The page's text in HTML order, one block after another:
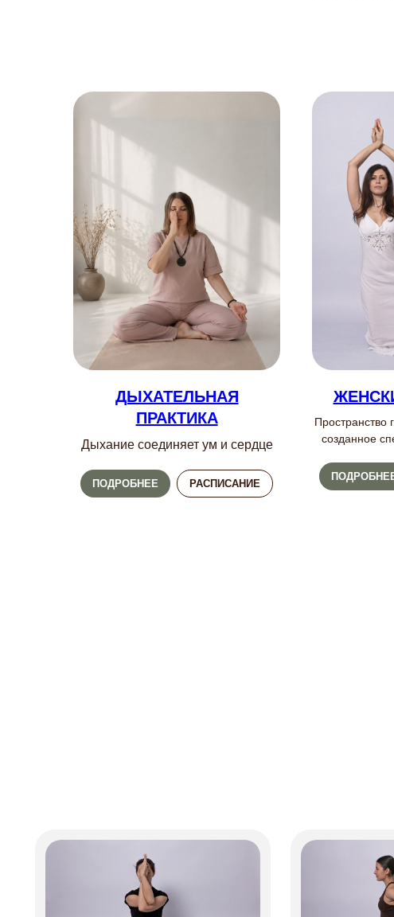
ДЫХАТЕЛЬНАЯ
ПРАКТИКА
Дыхание соединяет ум и сердце
ПОДРОБНЕЕ РАСПИСАНИЕ
Пространство
созданное